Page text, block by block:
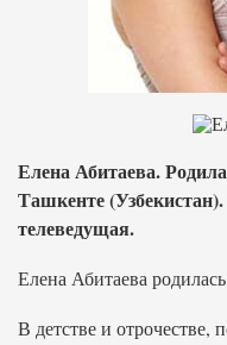
Елена Абитаева.
Ташкенте
телеведущая.
Елена Абитаева
В детстве и отрочестве,